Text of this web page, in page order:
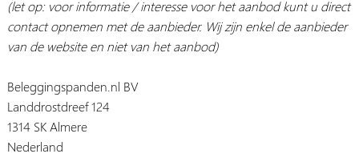
(let op: voor informatie / interesse voor het aanbod kunt u direct
contact opnemen met de aanbieder. Wij zijn enkel de aanbieder
van de website en niet van het aanbod)
Beleggingspanden.nl BV
Landdrostdreef 124
1314 SK Almere
Nederland